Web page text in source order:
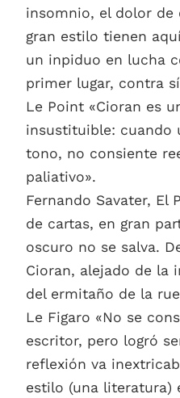
insomnio, el dolor de
gran estilo tienen
un inpiduo en lucha
primer lugar, contra
Le Point «Cioran es
insustituible: cuando
tono, no consiente
paliativo».
Fernando Savater, El
de cartas, en gran
oscuro no se salva.
Cioran, alejado de la
del ermitaño de la
Le Figaro «No se
escritor, pero logró
reflexión va
estilo (una literatura)